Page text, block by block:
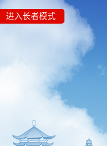
进入长者模式